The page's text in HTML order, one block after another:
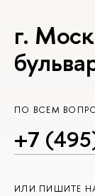
г.
ПО ВСЕМ
+7
ИЛИ ПИШИТЕ